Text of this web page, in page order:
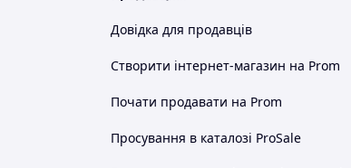
Довідка для продавців
Створити інтернет-магазин на Prom
Почати продавати на Prom
Просування в каталозі ProSale